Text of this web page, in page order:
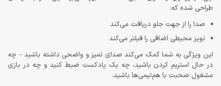
طراحی شده که:
صدا را از جهت جلو دریافت می‌کند
نویز محیطی اضافی را فیلتر می‌کند
این ویژگی به شما کمک می‌کند صدای تمیز و واضحی داشته باشید – چه
در حال استریم کردن باشید، چه یک پادکست ضبط کنید و چه در بازی
مشغول صحبت با هم‌تیمی‌ها باشید.